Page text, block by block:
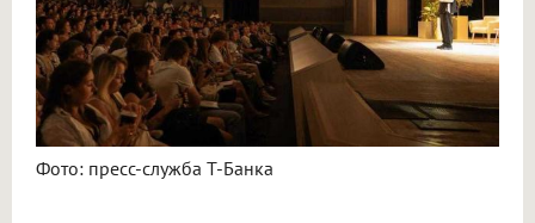
Фото: пресс-служба Т-Банка